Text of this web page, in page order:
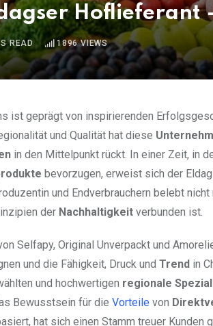
Hoflieferant
READ 1896VIEWS
ist geprägt von inspirierenden
und Qualität hat diese
in den Mittelpunkt rückt. In einer Zeit, in
bevorzugen, erweist sich der
und Endverbrauchern belebt
der Nachhaltigkeit verbunden ist.
Selfapy, Original Unverpackt und
und die Fähigkeit, Druck und Trend in
und hochwertigen regionale
Bewusstsein für die Vorteile von
hat sich einen Stamm treuer